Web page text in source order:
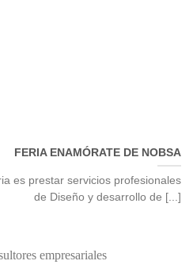
FERIA ENAMÓRATE DE NOBSA
es prestar servicios profesionales
de Diseño y desarrollo de [...]